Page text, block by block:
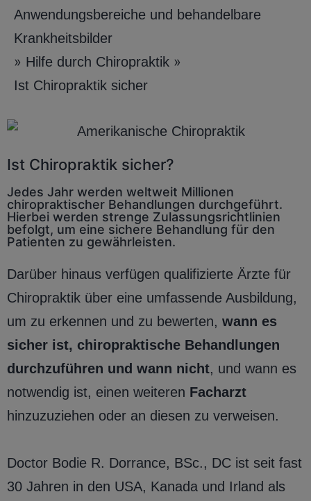
Anwendungsbereiche und behandelbare
Krankheitsbilder
» Hilfe durch Chiropraktik »
Ist Chiropraktik sicher
Ist Chiropraktik sicher?
Jedes Jahr werden weltweit Millionen
chiropraktischer Behandlungen durchgeführt.
Hierbei werden strenge Zulassungsrichtlinien
befolgt, um eine sichere Behandlung für den
Patienten zu gewährleisten.
Darüber hinaus verfügen qualifizierte Ärzte für
Chiropraktik über eine umfassende Ausbildung,
um zu erkennen und zu bewerten, wann es
sicher ist, chiropraktische Behandlungen
durchzuführen und wann nicht, und wann es
notwendig ist, einen weiteren Facharzt
hinzuzuziehen oder an diesen zu verweisen.
Doctor Bodie R. Dorrance, BSc., DC ist seit fast
30 Jahren in den USA, Kanada und Irland als